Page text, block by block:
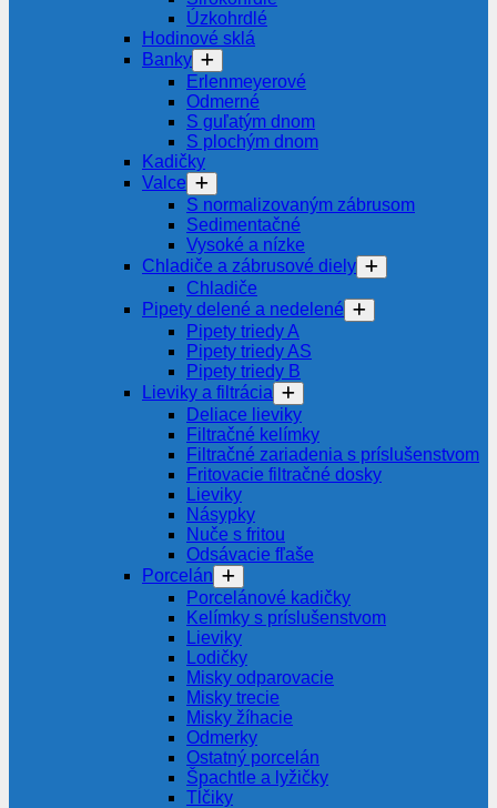
Úzkohrdlé
Hodinové sklá
Banky
Erlenmeyerové
Odmerné
S guľatým dnom
S plochým dnom
Kadičky
Valce
S normalizovaným zábrusom
Sedimentačné
Vysoké a nízke
Chladiče a zábrusové diely
Chladiče
Pipety delené a nedelené
Pipety triedy A
Pipety triedy AS
Pipety triedy B
Lieviky a filtrácia
Deliace lieviky
Filtračné kelímky
Filtračné zariadenia s príslušenstvom
Fritovacie filtračné dosky
Lieviky
Násypky
Nuče s fritou
Odsávacie fľaše
Porcelán
Porcelánové kadičky
Kelímky s príslušenstvom
Lieviky
Lodičky
Misky odparovacie
Misky trecie
Misky žíhacie
Odmerky
Ostatný porcelán
Špachtle a lyžičky
Tĺčiky